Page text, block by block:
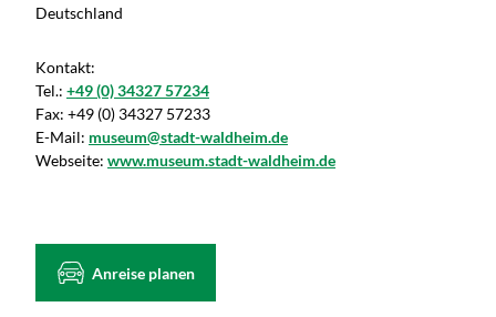
Deutschland
Kontakt:
Tel.: +49 (0) 34327 57234
Fax: +49 (0) 34327 57233
E-Mail: museum@stadt-waldheim.de
Webseite: www.museum.stadt-waldheim.de
Anreise planen